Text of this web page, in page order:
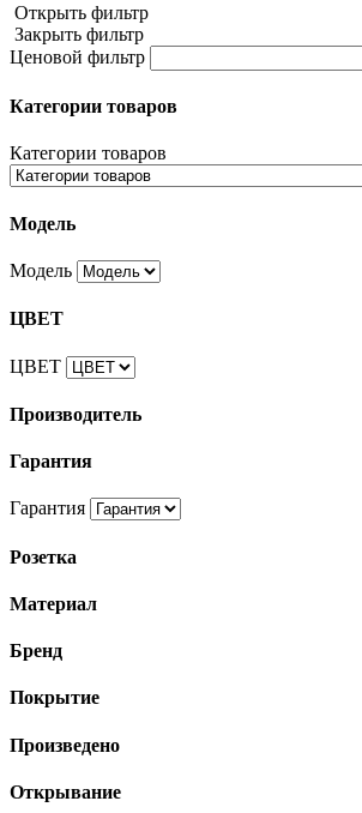
Открыть фильтр
Закрыть фильтр
Ценовой фильтр
Категории товаров
Категории товаров
Модель
Модель
ЦВЕТ
ЦВЕТ
Производитель
Гарантия
Гарантия
Розетка
Материал
Бренд
Покрытие
Произведено
Открывание